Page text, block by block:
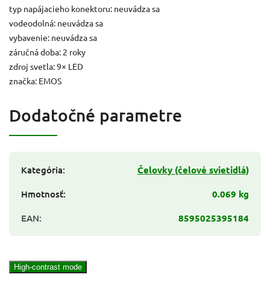
typ napájacieho konektoru: neuvádza sa
vodeodolná: neuvádza sa
vybavenie: neuvádza sa
záručná doba: 2 roky
zdroj svetla: 9× LED
značka: EMOS
Dodatočné parametre
Kategória:
Čelovky (čelové svietidlá)
Hmotnosť:
0.069 kg
EAN: 8595025395184
High-contrast mode